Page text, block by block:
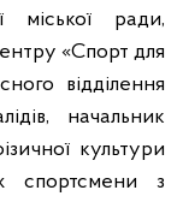
міської ради,
«Спорт для
відділення
начальник
культури
спортсмени з